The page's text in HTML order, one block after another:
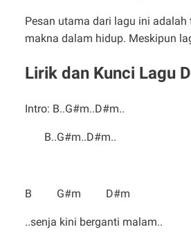
Pesan utama dari lagu ini
makna dalam hidup. Meskipun
Lirik dan Kunci Lagu
Intro: B..G#m..D#m..
B..G#m..D#m..
B G#m D#m
..senja kini berganti malam..